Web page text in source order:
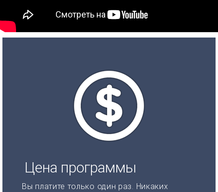
Цена программы
Вы платите только один раз. Никаких